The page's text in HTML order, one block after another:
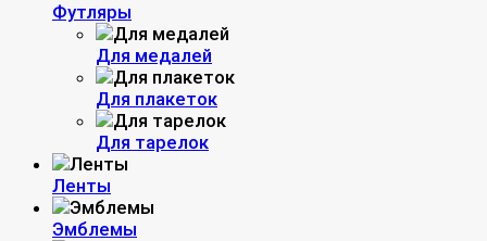
Футляры
Для медалей
Для плакеток
Для тарелок
Ленты
Эмблемы